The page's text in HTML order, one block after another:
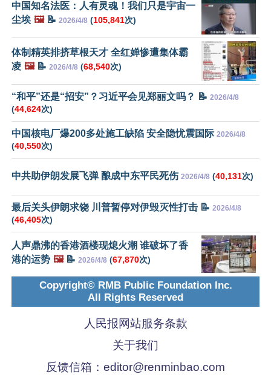
中国知名法医：人有灵魂！我们只是宇宙一
尘埃 🖼️📝 2026/4/8 (105,841次)
体制精英排挤草根天才 全红婵惨遭集体霸
凌 🖼️📝 2026/4/8 (68,540次)
“和平”还是“招安”？习近平会见郑丽文吗？ 📝 2026/4/8
(44,624次)
中国核电厂爆200多处施工缺陷 安全隐忧震国际 2026/4/8
(40,550次)
中共助伊朗发展飞弹 酿成中东平民死伤 2026/4/8 (40,131次)
最后关头伊朗求饶 川普暂停对伊毁灭性打击 📝 2026/4/8
(46,405次)
人声鼎沸的香港酒楼现熄火潮 谁破坏了香
港的运势 🖼️📝 2026/4/8 (67,870次)
Copyright© RMB Public Foundation Inc.
All Rights Reserved
人民报网站服务条款
关于我们
反馈信箱： editor@renminbao.com